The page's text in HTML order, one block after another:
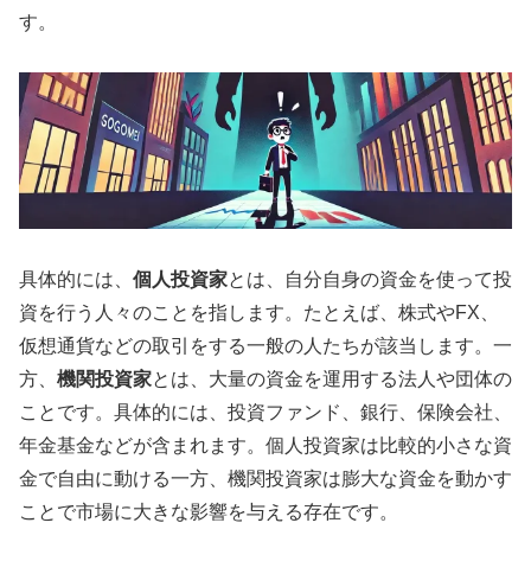
す。
具体的には、 個人投資家とは、自分自身の資金を使って投
資を行う人々のことを指します。たとえば、株式やFX、
仮想通貨などの取引をする一般の人たちが該当します。一
方、 機関投資家とは、大量の資金を運用する法人や団体の
ことです。具体的には、投資ファンド、銀行、保険会社、
年金基金などが含まれます。個人投資家は比較的小さな資
金で自由に動ける一方、機関投資家は膨大な資金を動かす
ことで市場に大きな影響を与える存在です。